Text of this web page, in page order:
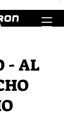
- AL